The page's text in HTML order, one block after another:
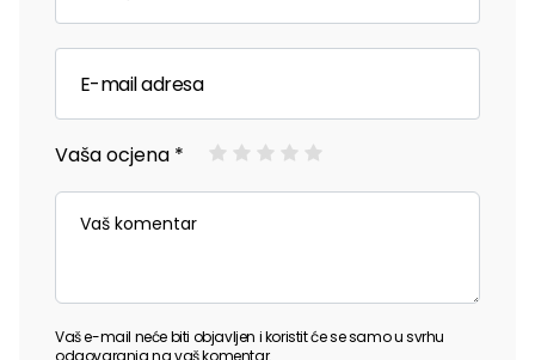
Vaša ocjena *
Vaš e-mail neće biti objavljen i koristit će se samo u svrhu
odgovaranja na vaš komentar.